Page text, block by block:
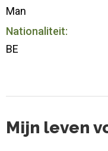
Man
Nationaliteit:
BE
Mijn leven